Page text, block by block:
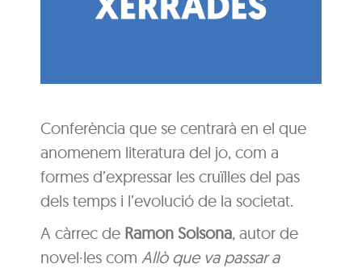
Conferència que se centrarà en el que
anomenem literatura del jo, com a
formes d’expressar les cruïlles del pas
dels temps i l’evolució de la societat.
A càrrec de Ramon Solsona, autor de
novel·les com Allò que va passar a